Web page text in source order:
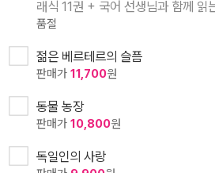
래식 11권 + 국어 선생님과 함께 읽
품절
젊은 베르테르의 슬픔
판매가 11,700원
동물 농장
판매가 10,800원
독일인의 사랑